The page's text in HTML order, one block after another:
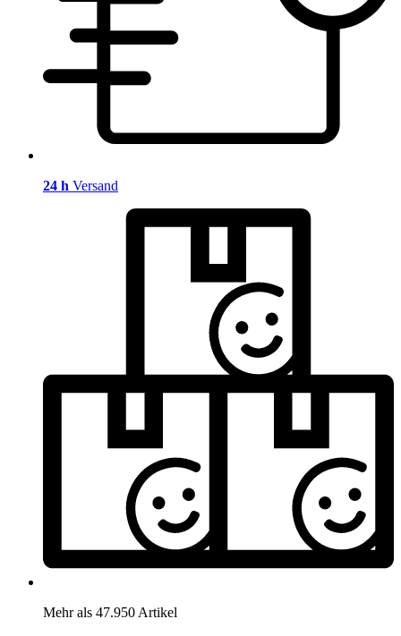
24 h Versand
Mehr als 47.950 Artikel